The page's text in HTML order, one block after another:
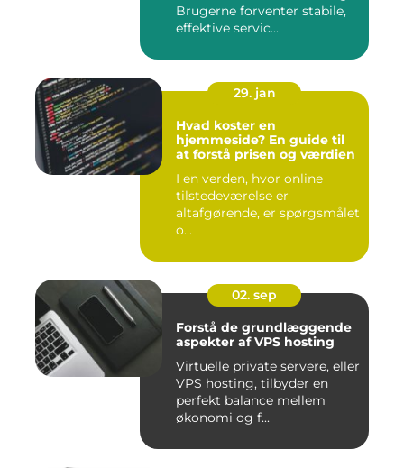
Brugerne forventer stabile,
effektive servic...
29. jan
Hvad koster en
hjemmeside? En guide til
at forstå prisen og værdien
I en verden, hvor online
tilstedeværelse er
altafgørende, er spørgsmålet
o...
02. sep
Forstå de grundlæggende
aspekter af VPS hosting
Virtuelle private servere, eller
VPS hosting, tilbyder en
perfekt balance mellem
økonomi og f...